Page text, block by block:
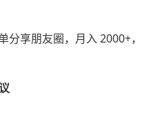
分享朋友圈，月入 2000+，